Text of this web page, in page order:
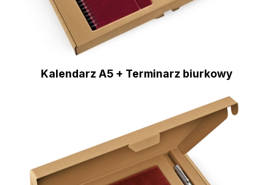
Kalendarz A5 + Terminarz biurkowy